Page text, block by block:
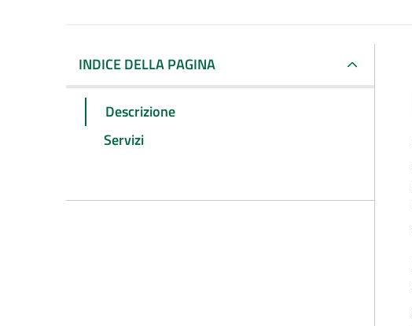
INDICE DELLA PAGINA
Descrizione
Servizi